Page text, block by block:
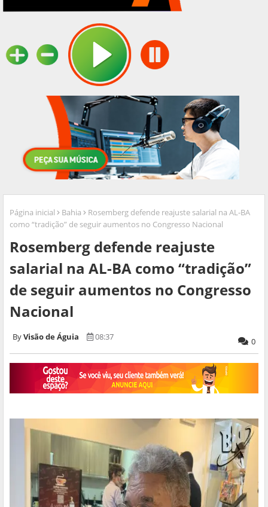
Página inicial Bahia
Rosemberg defende reajuste salarial na AL-BA
como “tradição” de seguir aumentos no Congresso Nacional
Rosemberg defende reajuste
salarial na AL-BA como “tradição”
de seguir aumentos no Congresso
Nacional
Visão de Águia 08:37 0